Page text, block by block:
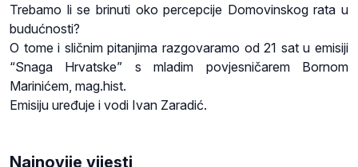
Trebamo li se brinuti oko percepcije Domovinskog rata u
budućnosti?
O tome i sličnim pitanjima razgovaramo od 21 sat u emisiji
“Snaga Hrvatske” s mladim povjesničarem Bornom
Marinićem, mag.hist.
Emisiju uređuje i vodi Ivan Zaradić.
Najnovije vijesti